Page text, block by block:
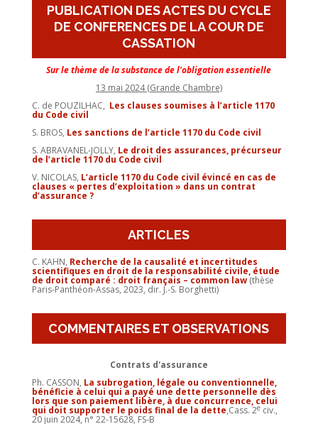
PUBLICATION DES ACTES DU CYCLE
DE CONFERENCES DE LA COUR DE
CASSATION
Sur le thème de la substance de l'obligation essentielle
13 mai 2024 (Grande Chambre)
C. de POUZILHAC, Les clauses soumises à l’article 1170
du Code civil
S. BROS, Les sanctions de l’article 1170 du Code civil
S. ABRAVANEL-JOLLY, Le droit des assurances, précurseur
de l’article 1170 du Code civil
V. NICOLAS, L’article 1170 du Code civil évincé en cas de
clauses « pertes d’exploitation » dans un contrat
d’assurance ?
ARTICLES
C. KAHN, Recherche de la causalité et incertitudes
scientifiques en droit de la responsabilité civile, étude
de droit comparé : droit français – common law (thèse
Paris-Panthéon-Assas, 2023, dir. J.-S. Borghetti)
COMMENTAIRES ET OBSERVATIONS
Contrats d'assurance
Ph. CASSON, La subrogation, légale ou conventionnelle,
bénéficie à celui qui a payé une dette personnelle dès
lors que son paiement libère, à due concurrence, celui
qui doit supporter le poids final de la dette,Cass. 2eciv.,
20 juin 2024, n° 22-15628, FS-B